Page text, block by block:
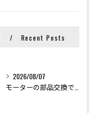
Recent Posts
2026/08/07